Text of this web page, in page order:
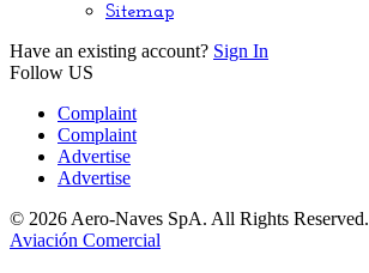
Sitemap
Have an existing account? Sign In
Follow US
Complaint
Complaint
Advertise
Advertise
© 2026 Aero-Naves SpA. All Rights Reserved.
Aviación Comercial